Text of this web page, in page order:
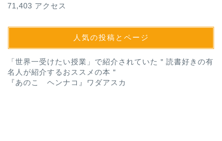
71,403 アクセス
人気の投稿とページ
「世界一受けたい授業」で紹介されていた＂読書好きの有
名人が紹介するおススメの本＂
『あのこ ヘンナコ』ワダアスカ